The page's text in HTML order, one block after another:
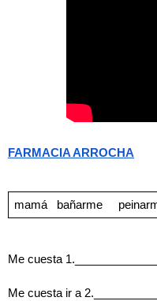
FARMACIA ARROCHA
mamá bañarme
Me cuesta
Me cuesta ir a